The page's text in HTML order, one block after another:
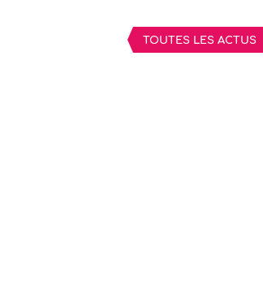
TOUTES LES ACTUS